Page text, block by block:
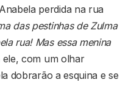
perdida na rua
das pestinhas de Zulma
rua! Mas essa menina
ele, com um olhar
dobrarão a esquina e se